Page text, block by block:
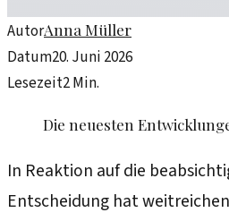
AutorAnna Müller
Datum20. Juni 2026
Lesezeit2Min.
Die neuesten
In Reaktion auf die
Entscheidung hat